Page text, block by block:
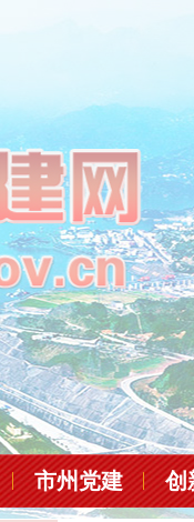
市州党建 创